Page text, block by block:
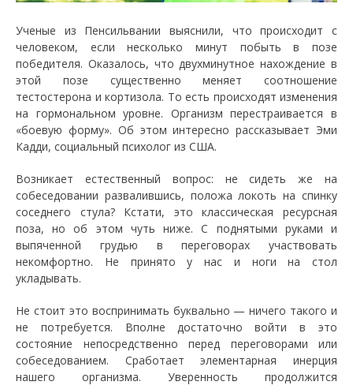
Ученые из Пенсильвании выяснили, что происходит с
человеком, если несколько минут побыть в позе
победителя. Оказалось, что двухминутное нахождение в
этой позе существенно меняет соотношение
тестостерона и кортизола. То есть происходят изменения
на гормональном уровне. Организм перестраивается в
«боевую форму». Об этом интересно рассказывает Эми
Кадди, социальный психолог из США.
Возникает естественный вопрос: не сидеть же на
собеседовании развалившись, положа локоть на спинку
соседнего стула? Кстати, это классическая ресурсная
поза, но об этом чуть ниже. С поднятыми руками и
выпяченной грудью в переговорах участвовать
некомфортно. Не принято у нас и ноги на стол
укладывать.
Не стоит это воспринимать буквально — ничего такого и
не потребуется. Вполне достаточно войти в это
состояние непосредственно перед переговорами или
собеседованием. Сработает элементарная инерция
нашего организма. Уверенность продолжится